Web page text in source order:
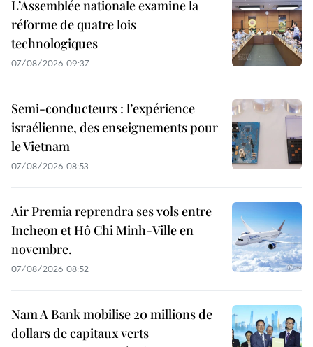
L’Assemblée nationale examine la
réforme de quatre lois
technologiques
07/08/2026 09:37
Semi-conducteurs : l’expérience
israélienne, des enseignements pour
le Vietnam
07/08/2026 08:53
Air Premia reprendra ses vols entre
Incheon et Hô Chi Minh-Ville en
novembre.
07/08/2026 08:52
Nam A Bank mobilise 20 millions de
dollars de capitaux verts